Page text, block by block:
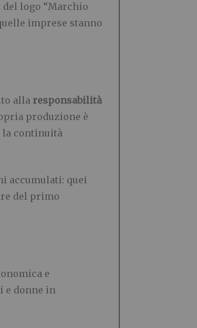
logo “Marchio
imprese stanno
alla responsabilità
produzione è
la continuità
accumulati: quei
del primo
e
e donne in